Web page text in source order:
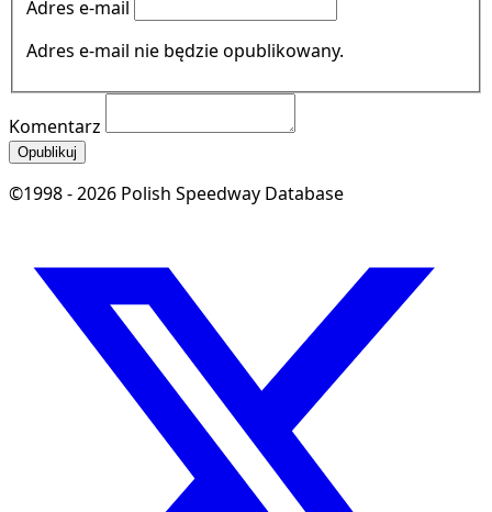
Adres e-mail
Adres e-mail nie będzie opublikowany.
Komentarz
Opublikuj
©1998 - 2026 Polish Speedway Database